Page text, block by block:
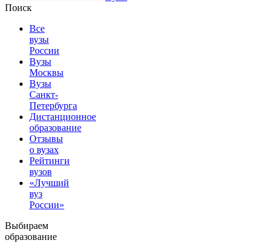
Поиск
Все
вузы
России
Вузы
Москвы
Вузы
Санкт-
Петербурга
Дистанционное
образование
Отзывы
о вузах
Рейтинги
вузов
«Лучший
вуз
России»
Выбираем
образование